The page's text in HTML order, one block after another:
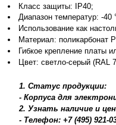
Класс защиты: IP40;
Диапазон температур: -40
Использование как
Материал: поликарбонат
Гибкое крепление платы
Цвет: светло-серый (RAL
1. Статус продукции:
- Корпуса для
2. Узнать наличие и
- Телефон: +7 (495) 921-